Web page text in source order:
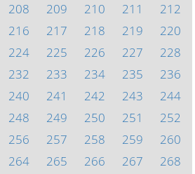
208 209 210 211
212
216 217 218 219
220
224 225 226 227
228
232 233 234 235
236
240 241 242 243
244
248 249 250 251
252
256 257 258 259
260
264 265 266 267
268